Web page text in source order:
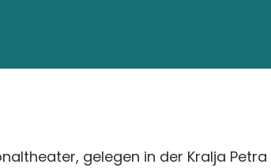
gelegen in der Kralja